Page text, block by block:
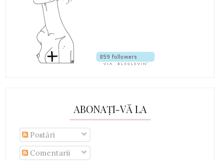
ABONAȚI-VĂ LA
Postări
Comentarii